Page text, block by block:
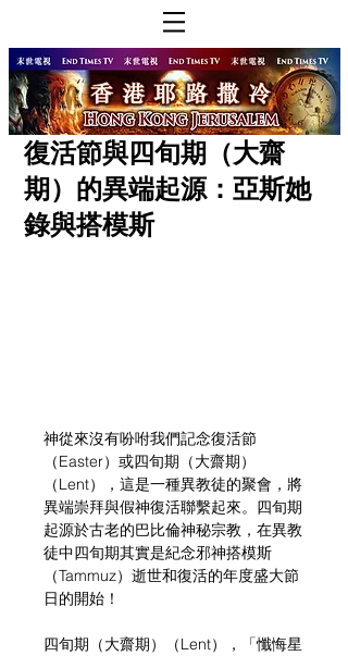
復活節與四旬期（大齋
期）的異端起源：亞斯她
錄與搭模斯
神從來沒有吩咐我們記念復活節
（Easter）或四旬期（大齋期）
（Lent），這是一種異教徒的聚會，將
異端崇拜與假神復活聯繫起來。四旬期
起源於古老的巴比倫神秘宗教，在異教
徒中四旬期其實是紀念邪神搭模斯
（Tammuz）逝世和復活的年度盛大節
日的開始！
四旬期（大齋期）（Lent），「懺悔星